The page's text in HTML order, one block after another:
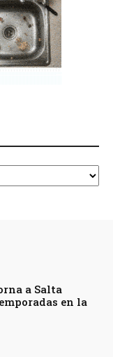
a Salta
en la